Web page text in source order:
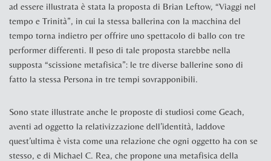
ad essere illustrata è stata la proposta di Brian Leftow, “Viaggi nel
tempo e Trinità”, in cui la stessa ballerina con la macchina del
tempo torna indietro per offrire uno spettacolo di ballo con tre
performer differenti. Il peso di tale proposta starebbe nella
supposta “scissione metafisica”: le tre diverse ballerine sono di
fatto la stessa Persona in tre tempi sovrapponibili.
Sono state illustrate anche le proposte di studiosi come Geach,
aventi ad oggetto la relativizzazione dell’identità, laddove
quest’ultima è vista come una relazione che ogni oggetto ha con se
stesso, e di Michael C. Rea, che propone una metafisica della